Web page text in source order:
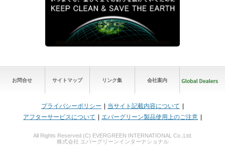
お問合せ サイトマップ リンク集 会社案内
プライバシーポリシー
当サイト記載内容について
アフターサービスについて
エバーグリーン製品使用上のご注意
All Rights Reserved (C) EVERGREEN INTERNATIONAL Co.,Ltd.
株式会社 エバーグリーンインターナショナル